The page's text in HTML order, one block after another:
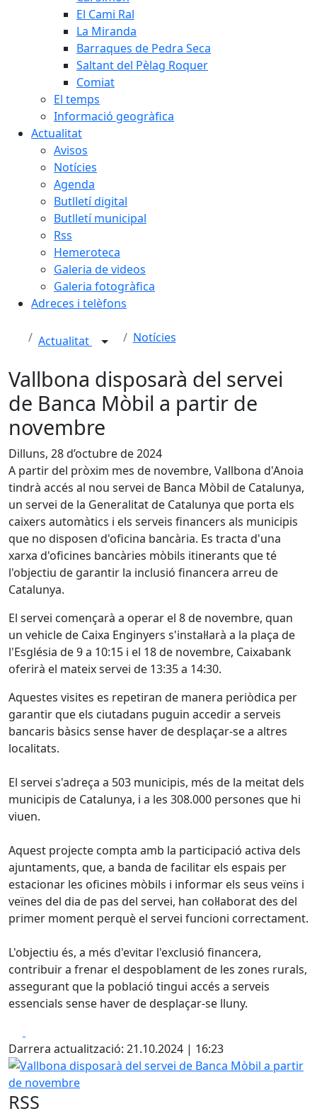
El Cami Ral
La Miranda
Barraques de Pedra Seca
Saltant del Pèlag Roquer
Comiat
El temps
Informació geogràfica
Actualitat
Avisos
Notícies
Agenda
Butlletí digital
Butlletí municipal
Rss
Hemeroteca
Galeria de videos
Galeria fotogràfica
Adreces i telèfons
Actualitat Notícies
Vallbona disposarà del servei
de Banca Mòbil a partir de
novembre
Dilluns, 28 d’octubre de 2024
A partir del pròxim mes de novembre, Vallbona d'Anoia
tindrà accés al nou servei de Banca Mòbil de Catalunya,
un servei de la Generalitat de Catalunya que porta els
caixers automàtics i els serveis financers als municipis
que no disposen d'oficina bancària. Es tracta d'una
xarxa d'oficines bancàries mòbils itinerants que té
l'objectiu de garantir la inclusió financera arreu de
Catalunya.
El servei començarà a operar el 8 de novembre, quan
un vehicle de Caixa Enginyers s'instal·larà a la plaça de
l'Església de 9 a 10:15 i el 18 de novembre, Caixabank
oferirà el mateix servei de 13:35 a 14:30.
Aquestes visites es repetiran de manera periòdica per
garantir que els ciutadans puguin accedir a serveis
bancaris bàsics sense haver de desplaçar-se a altres
localitats.
El servei s'adreça a 503 municipis, més de la meitat dels
municipis de Catalunya, i a les 308.000 persones que hi
viuen.
Aquest projecte compta amb la participació activa dels
ajuntaments, que, a banda de facilitar els espais per
estacionar les oficines mòbils i informar els seus veïns i
veïnes del dia de pas del servei, han col·laborat des del
primer moment perquè el servei funcioni correctament.
L'objectiu és, a més d'evitar l'exclusió financera,
contribuir a frenar el despoblament de les zones rurals,
assegurant que la població tingui accés a serveis
essencials sense haver de desplaçar-se lluny.
Darrera actualització: 21.10.2024 | 16:23
Vallbona disposarà del servei de Banca Mòbil a partir de
RSS